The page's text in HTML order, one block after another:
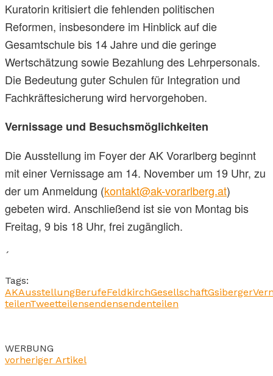
Kuratorin kritisiert die fehlenden politischen
Reformen, insbesondere im Hinblick auf die
Gesamtschule bis 14 Jahre und die geringe
Wertschätzung sowie Bezahlung des Lehrpersonals.
Die Bedeutung guter Schulen für Integration und
Fachkräftesicherung wird hervorgehoben.
Vernissage und Besuchsmöglichkeiten
Die Ausstellung im Foyer der AK Vorarlberg beginnt
mit einer Vernissage am 14. November um 19 Uhr, zu
der um Anmeldung (kontakt@ak-vorarlberg.at)
gebeten wird. Anschließend ist sie von Montag bis
Freitag, 9 bis 18 Uhr, frei zugänglich.
´
Tags:
AKAusstellungBerufeFeldkirchGesellschaftGsiberger
teilenTweetteilensendensendenteilen
WERBUNG
vorheriger Artikel